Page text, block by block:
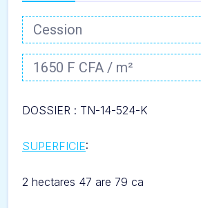
Cession
1650 F CFA / m²
DOSSIER : TN-14-524-K
SUPERFICIE:
2 hectares 47 are 79 ca